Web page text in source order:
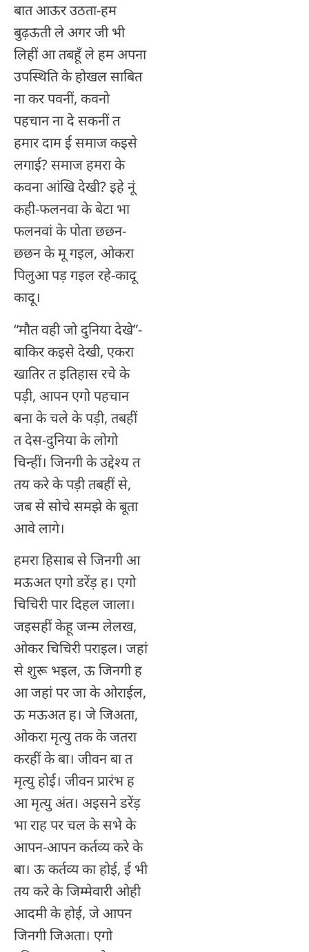
बात आऊर उठता-हम
बुढ़ऊती ले अगर जी भी
लिहीं आ तबहूँ ले हम अपना
उपस्थिति के होखल साबित
ना कर पवनीं, कवनो
पहचान ना दे सकनीं त
हमार दाम ई समाज कइसे
लगाई? समाज हमरा के
कवना आंखि देखी? इहे नूं
कही-फलनवा के बेटा भा
फलनवां के पोता छछन-
छछन के मू गइल, ओकरा
पिलुआ पड़ गइल रहे-कादू
कादू।
“मौत वही जो दुनिया देखे”-
बाकिर कइसे देखी, एकरा
खातिर त इतिहास रचे के
पड़ी, आपन एगो पहचान
बना के चले के पड़ी, तबहीं
त देस-दुनिया के लोगो
चिन्हीं। जिनगी के उद्देश्य त
तय करे के पड़ी तबहीं से,
जब से सोचे समझे के बूता
आवे लागे।
हमरा हिसाब से जिनगी आ
मऊअत एगो डरेंड़ ह। एगो
चिचिरी पार दिहल जाला।
जइसहीं केहू जन्म लेलख,
ओकर चिचिरी पराइल। जहां
से शुरू भइल, ऊ जिनगी ह
आ जहां पर जा के ओराईल,
ऊ मऊअत ह। जे जिअता,
ओकरा मृत्यु तक के जतरा
करहीं के बा। जीवन बा त
मृत्यु होई। जीवन प्रारंभ ह
आ मृत्यु अंत। अइसने डरेंड़
भा राह पर चल के सभे के
आपन-आपन कर्तव्य करे के
बा। ऊ कर्तव्य का होई, ई भी
तय करे के जिम्मेवारी ओही
आदमी के होई, जे आपन
जिनगी जिअता। एगो